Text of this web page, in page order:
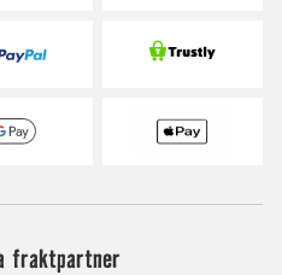
fraktpartner